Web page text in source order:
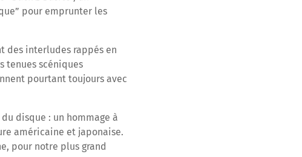
pour emprunter les
des interludes rappés en
tenues scéniques
pourtant toujours avec
disque : un hommage à
américaine et japonaise.
pour notre plus grand